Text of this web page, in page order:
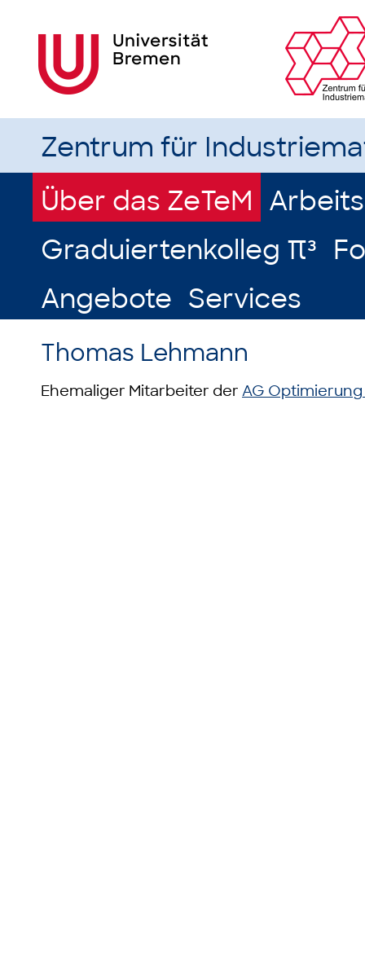
Zentrum für
Über das ZeTeM
Graduiertenkolleg π³
Angebote Services
Thomas Lehmann
Ehemaliger Mitarbeiter der AG